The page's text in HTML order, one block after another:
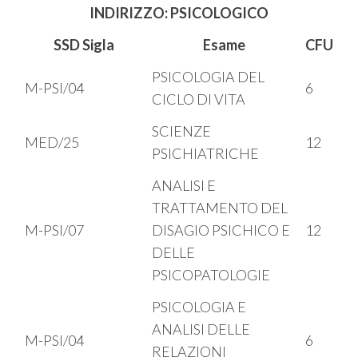
INDIRIZZO: PSICOLOGICO
SSD Sigla
Esame CFU
M-PSI/04
PSICOLOGIA DEL
CICLO DI VITA
6
MED/25
SCIENZE
PSICHIATRICHE
12
M-PSI/07
ANALISI E
TRATTAMENTO DEL
DISAGIO PSICHICO E
DELLE
PSICOPATOLOGIE
12
M-PSI/04
PSICOLOGIA E
ANALISI DELLE
RELAZIONI
6